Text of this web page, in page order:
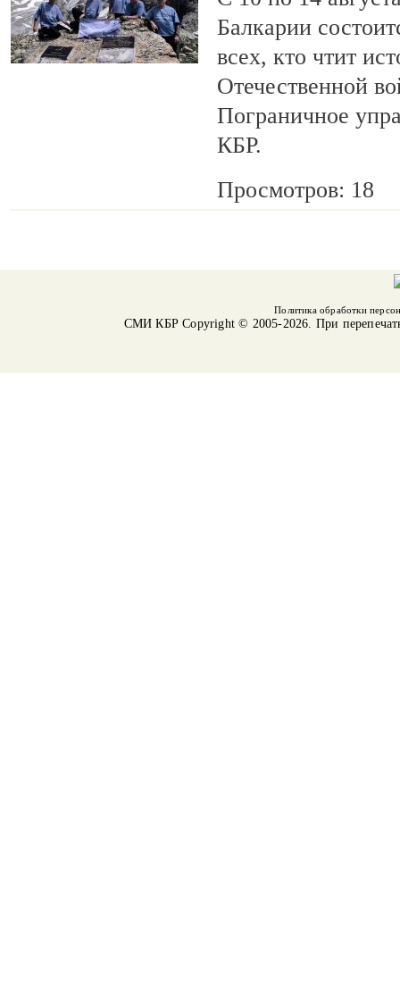
Балкарии
всех, кто чтит
Отечественной
Пограничное
КБР.
Просмотров: 18
Политика обработки
СМИ КБРCopyright © 2005-2026. При